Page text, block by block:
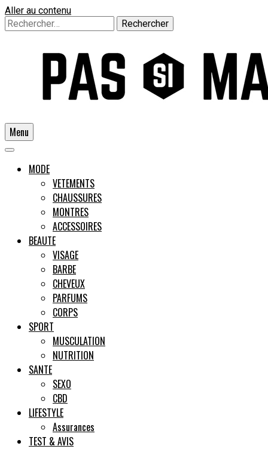
Aller au contenu
Rechercher :
Pas si
Male
Un guide pour l'homme moderne
Menu
MODE
VETEMENTS
CHAUSSURES
MONTRES
ACCESSOIRES
BEAUTE
VISAGE
BARBE
CHEVEUX
PARFUMS
CORPS
SPORT
MUSCULATION
NUTRITION
SANTE
SEXO
CBD
LIFESTYLE
Assurances
TEST & AVIS